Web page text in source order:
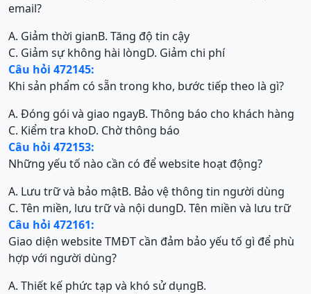
email?
A. Giảm thời gianB. Tăng độ tin cậy
C. Giảm sự không hài lòngD. Giảm chi phí
Câu hỏi 472145:
Khi sản phẩm có sẵn trong kho, bước tiếp theo là gì?
A. Đóng gói và giao ngayB. Thông báo cho khách hàng
C. Kiểm tra khoD. Chờ thông báo
Câu hỏi 472153:
Những yếu tố nào cần có để website hoạt động?
A. Lưu trữ và bảo mậtB. Bảo vệ thông tin người dùng
C. Tên miền, lưu trữ và nội dungD. Tên miền và lưu trữ
Câu hỏi 472161:
Giao diện website TMĐT cần đảm bảo yếu tố gì để phù
hợp với người dùng?
A. Thiết kế phức tạp và khó sử dụngB.